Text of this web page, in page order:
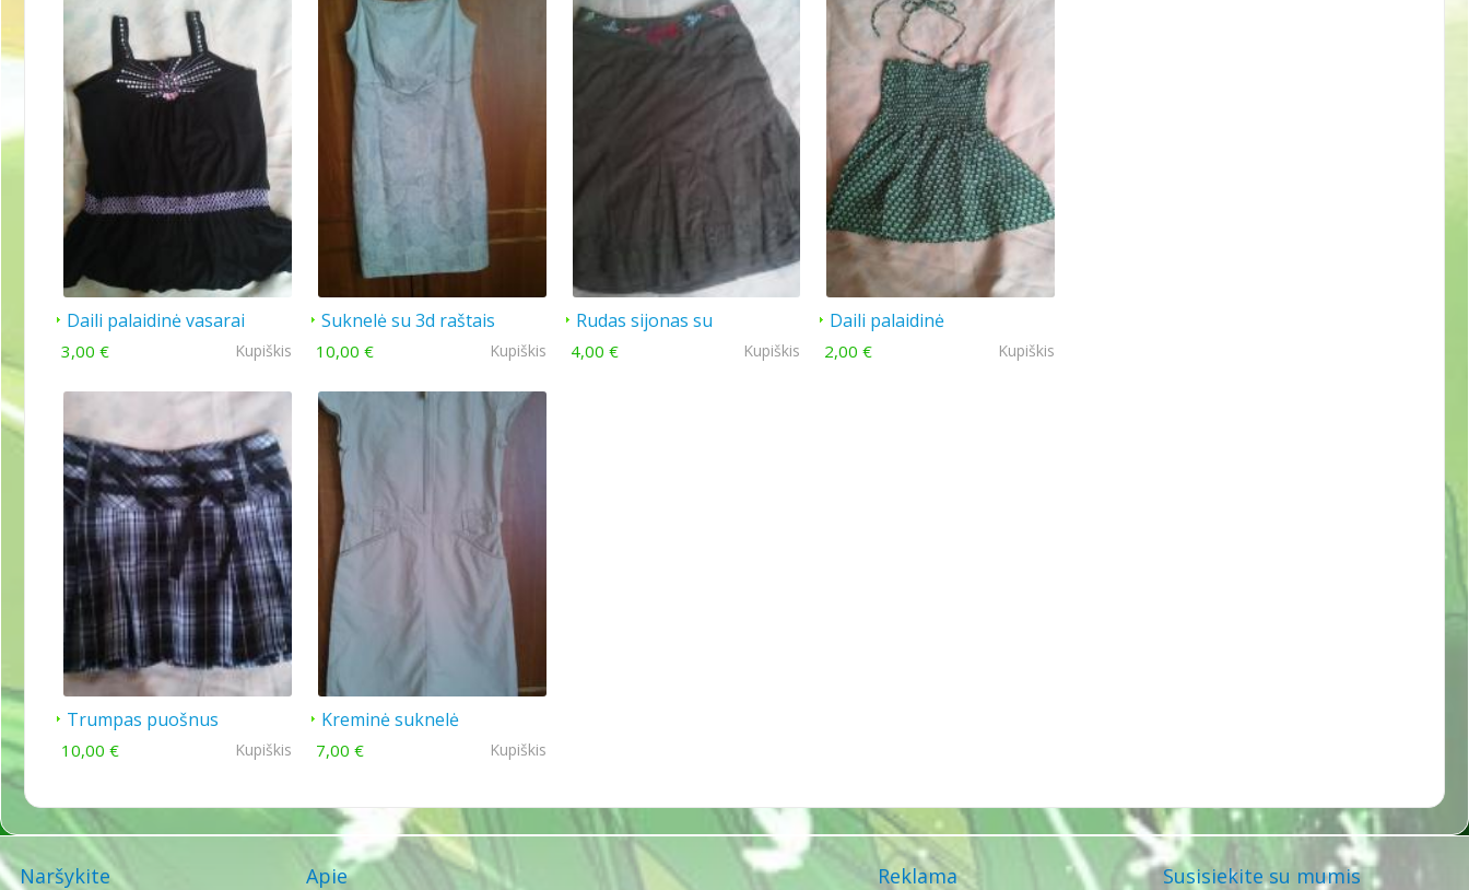
Daili palaidinė vasarai
3,00 € Kupiškis
Suknelė su 3d raštais
10,00 € Kupiškis
Rudas sijonas su
išsiuvinėtais motyvais
4,00 € Kupiškis
Daili palaidinė
2,00 € Kupiškis
Trumpas puošnus
sijonukas
10,00 € Kupiškis
Kreminė suknelė
7,00 € Kupiškis
Naršykite Apie Reklama Susisiekite su mumis